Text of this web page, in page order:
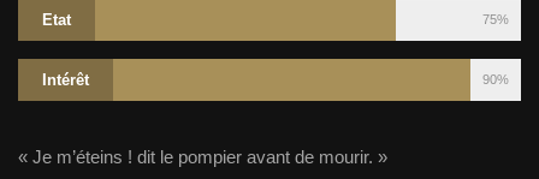
Etat 75%
Intérêt 90%
« Je m’éteins ! dit le pompier avant de mourir. »